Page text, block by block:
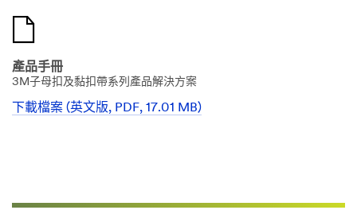
產品手冊
3M子母扣及黏扣帶系列產品解決方案
下載檔案 (英文版, PDF, 17.01 MB)